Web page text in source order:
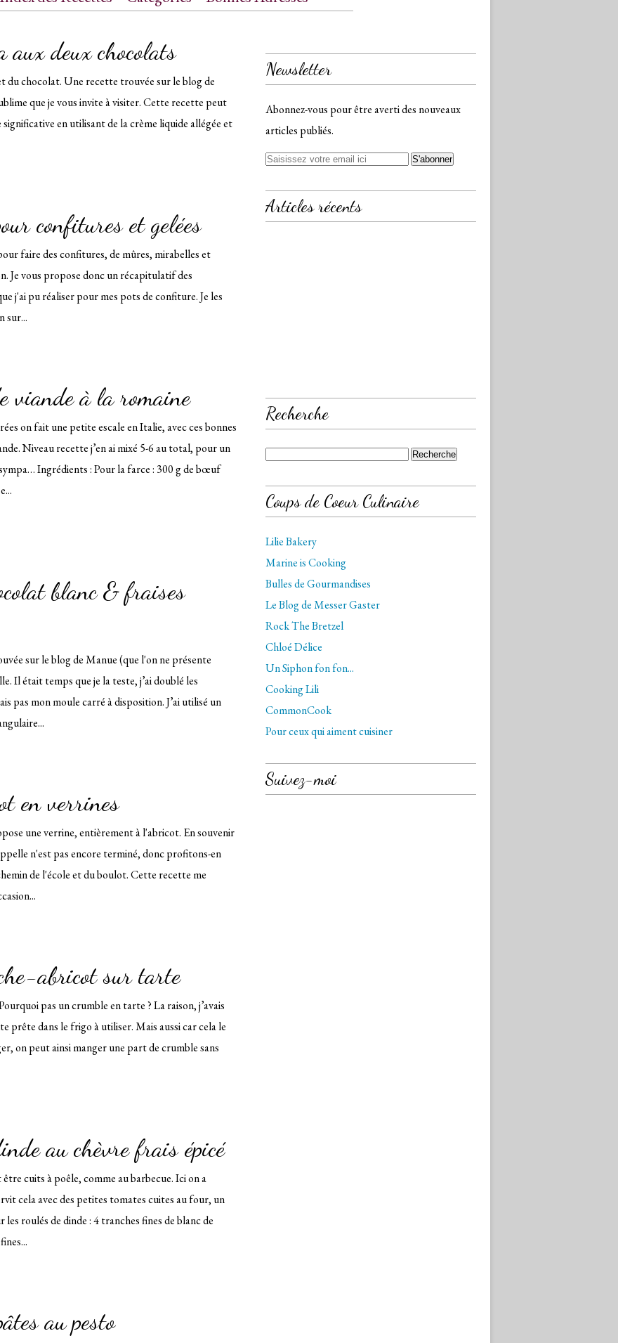
aux deux chocolats
du chocolat. Une recette trouvée sur le blog de
que je vous invite à visiter. Cette recette peut
en utilisant de la crème liquide allégée et
confitures et gelées
faire des confitures, de mûres, mirabelles et
Je vous propose donc un récapitulatif des
j'ai pu réaliser pour mes pots de confiture. Je les
sur...
viande à la romaine
on fait une petite escale en Italie, avec ces bonnes
Niveau recette j’en ai mixé 5-6 au total, pour un
Ingrédients : Pour la farce : 300 g de bœuf
blanc & fraises
sur le blog de Manue (que l'on ne présente
Il était temps que je la teste, j’ai doublé les
pas mon moule carré à disposition. J’ai utilisé un
en verrines
une verrine, entièrement à l'abricot. En souvenir
n'est pas encore terminé, donc profitons-en
de l'école et du boulot. Cette recette me
abricot sur tarte
pas un crumble en tarte ? La raison, j’avais
prête dans le frigo à utiliser. Mais aussi car cela le
on peut ainsi manger une part de crumble sans
au chèvre frais épicé
cuits à poêle, comme au barbecue. Ici on a
cela avec des petites tomates cuites au four, un
les roulés de dinde : 4 tranches fines de blanc de
au pesto
Newsletter
Abonnez-vous pour être averti des nouveaux
articles publiés.
Articles récents
Recherche
Coups de Coeur Culinaire
Lilie Bakery
Marine is Cooking
Bulles de Gourmandises
Le Blog de Messer Gaster
Rock The Bretzel
Chloé Délice
Un Siphon fon fon...
Cooking Lili
CommonCook
Pour ceux qui aiment cuisiner
Suivez-moi